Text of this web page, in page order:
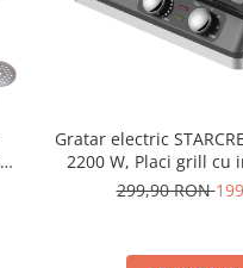
Gratar electric
2200 W, Placi grill cu
Termostat reglabil,
299,90 RON